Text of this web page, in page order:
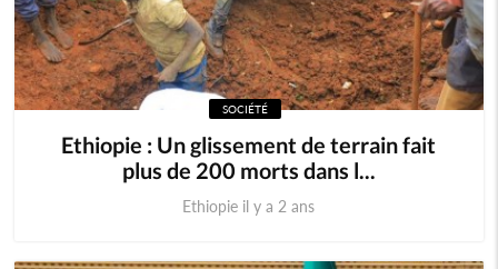
SOCIÉTÉ
Ethiopie : Un glissement de terrain fait
plus de 200 morts dans l...
Ethiopie il y a 2 ans